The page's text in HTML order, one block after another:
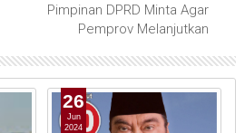
Pimpinan DPRD Minta Agar
Pemprov Melanjutkan
26
Jun
2024